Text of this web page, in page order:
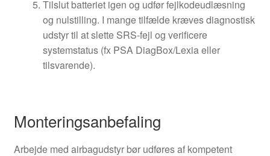
Tilslut batteriet igen og udfør fejlkodeudlæsning
og nulstilling. I mange tilfælde kræves diagnostisk
udstyr til at slette SRS‑fejl og verificere
systemstatus (fx PSA DiagBox/Lexia eller
tilsvarende).
Monteringsanbefaling
Arbejde med airbagudstyr bør udføres af kompetent